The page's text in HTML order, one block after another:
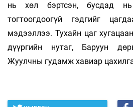
нь хөл бэртсэн, бусдад
тогтоогдоогүй гэдгийг
мэдээллээ. Тухайн цаг
дүүргийн нутаг, Баруун
Жуулчны гудамж хавиар